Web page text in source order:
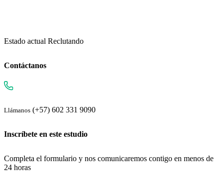
Estado actual Reclutando
Contáctanos
Llámanos (+57) 602 331 9090
Inscríbete en este estudio
Completa el formulario y nos comunicaremos contigo en menos de
24 horas